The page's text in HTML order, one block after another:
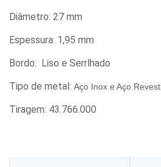
Diâmetro: 27 mm
Espessura: 1,95 mm
Bordo: Liso e Serrlhado
Tipo de metal: Aço Inox e Aço
Tiragem: 43.766.000